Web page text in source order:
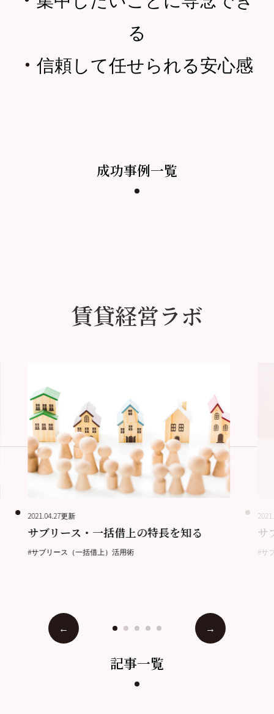
る
・ 信頼して任せられる安心感
成功事例一覧
賃貸経営ラボ
2021.04.27更新
サブリース・一括借上の特長を知る
#サブリース（一括借上）活用術
サ
#サ
記事一覧